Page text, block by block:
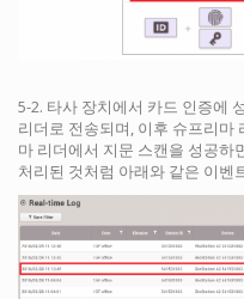
5-2. 타사 장치에서 카드 인증에
리더로 전송되며, 이후 슈프리마
마 리더에서 지문 스캔을 성공하
처리된 것처럼 아래와 같은 이벤